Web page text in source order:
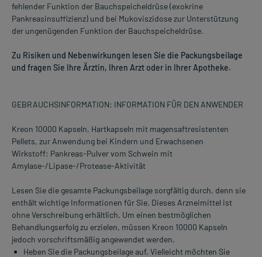
fehlender Funktion der Bauchspeicheldrüse (exokrine
Pankreasinsuffizienz) und bei Mukoviszidose zur Unterstützung
der ungenügenden Funktion der Bauchspeicheldrüse.
Zu Risiken und Nebenwirkungen lesen Sie die Packungsbeilage
und fragen Sie Ihre Ärztin, Ihren Arzt oder in Ihrer Apotheke.
GEBRAUCHSINFORMATION: INFORMATION FÜR DEN ANWENDER
Kreon 10000 Kapseln, Hartkapseln mit magensaftresistenten
Pellets, zur Anwendung bei Kindern und Erwachsenen
Wirkstoff: Pankreas-Pulver vom Schwein mit
Amylase-/Lipase-/Protease-Aktivität
Lesen Sie die gesamte Packungsbeilage sorgfältig durch, denn sie
enthält wichtige Informationen für Sie. Dieses Arzneimittel ist
ohne Verschreibung erhältlich. Um einen bestmöglichen
Behandlungserfolg zu erzielen, müssen Kreon 10000 Kapseln
jedoch vorschriftsmäßig angewendet werden.
Heben Sie die Packungsbeilage auf. Vielleicht möchten Sie